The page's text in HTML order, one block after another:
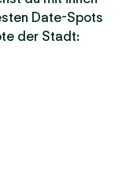
Date-Spots
der Stadt: